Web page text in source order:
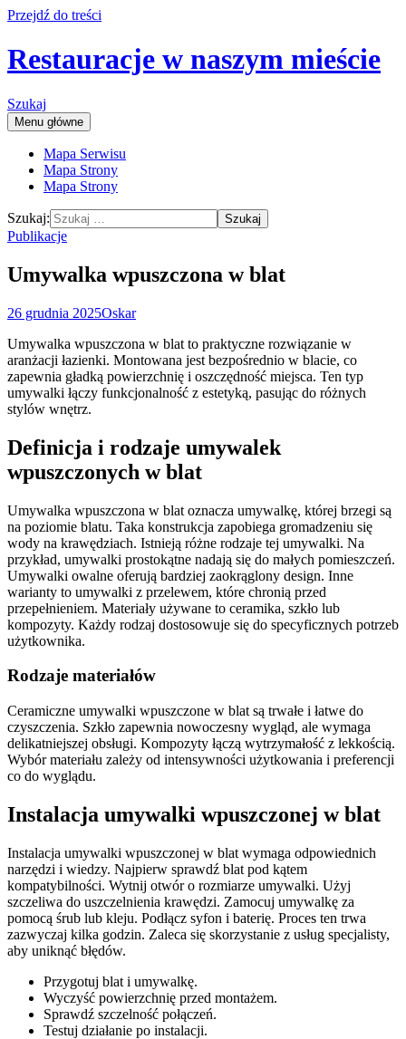
Przejdź do treści
Restauracje w naszym mieście
Szukaj
Menu główne
Mapa Serwisu
Mapa Strony
Mapa Strony
Szukaj:
Publikacje
Umywalka wpuszczona w blat
26 grudnia 2025Oskar
Umywalka wpuszczona w blat to praktyczne rozwiązanie w
aranżacji łazienki. Montowana jest bezpośrednio w blacie, co
zapewnia gładką powierzchnię i oszczędność miejsca. Ten typ
umywalki łączy funkcjonalność z estetyką, pasując do różnych
stylów wnętrz.
Definicja i rodzaje umywalek
wpuszczonych w blat
Umywalka wpuszczona w blat oznacza umywalkę, której brzegi są
na poziomie blatu. Taka konstrukcja zapobiega gromadzeniu się
wody na krawędziach. Istnieją różne rodzaje tej umywalki. Na
przykład, umywalki prostokątne nadają się do małych pomieszczeń.
Umywalki owalne oferują bardziej zaokrąglony design. Inne
warianty to umywalki z przelewem, które chronią przed
przepełnieniem. Materiały używane to ceramika, szkło lub
kompozyty. Każdy rodzaj dostosowuje się do specyficznych potrzeb
użytkownika.
Rodzaje materiałów
Ceramiczne umywalki wpuszczone w blat są trwałe i łatwe do
czyszczenia. Szkło zapewnia nowoczesny wygląd, ale wymaga
delikatniejszej obsługi. Kompozyty łączą wytrzymałość z lekkością.
Wybór materiału zależy od intensywności użytkowania i preferencji
co do wyglądu.
Instalacja umywalki wpuszczonej w blat
Instalacja umywalki wpuszczonej w blat wymaga odpowiednich
narzędzi i wiedzy. Najpierw sprawdź blat pod kątem
kompatybilności. Wytnij otwór o rozmiarze umywalki. Użyj
szczeliwa do uszczelnienia krawędzi. Zamocuj umywalkę za
pomocą śrub lub kleju. Podłącz syfon i baterię. Proces ten trwa
zazwyczaj kilka godzin. Zaleca się skorzystanie z usług specjalisty,
aby uniknąć błędów.
Przygotuj blat i umywalkę.
Wyczyść powierzchnię przed montażem.
Sprawdź szczelność połączeń.
Testuj działanie po instalacji.